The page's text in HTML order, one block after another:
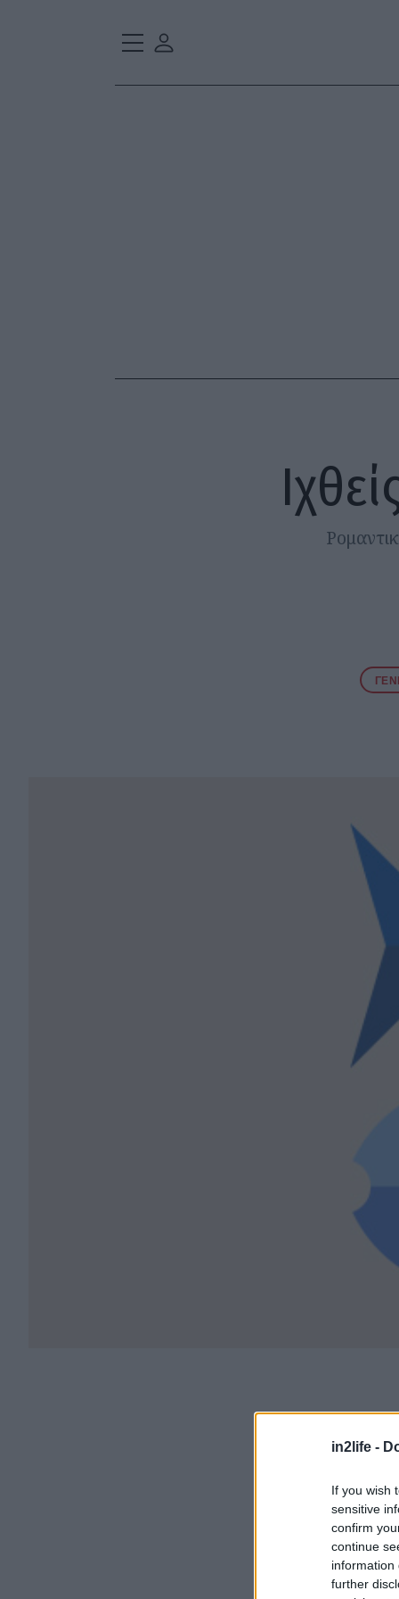
in2life -
If you wish
sensitive
confirm
continue
information
further